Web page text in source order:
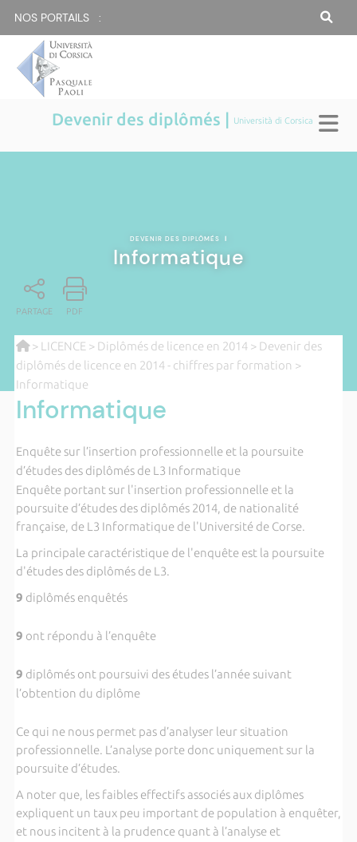
NOS PORTAILS :
Devenir des diplômés | Università di Corsica
DEVENIR DES DIPLÔMÉS |
Informatique
PARTAGE PDF
> LICENCE > Diplômés de licence en 2014 > Devenir des
diplômés de licence en 2014 - chiffres par formation >
Informatique
Informatique
Enquête sur l’insertion professionnelle et la poursuite
d’études des diplômés de L3 Informatique
Enquête portant sur l'insertion professionnelle et la
poursuite d’études des diplômés 2014, de nationalité
française, de L3 Informatique de l'Université de Corse.
La principale caractéristique de l'enquête est la poursuite
d'études des diplômés de L3.
9 diplômés enquêtés
9 ont répondu à l’enquête
9 diplômés ont poursuivi des études l’année suivant
l’obtention du diplôme
Ce qui ne nous permet pas d’analyser leur situation
professionnelle. L’analyse porte donc uniquement sur la
poursuite d’études.
A noter que, les faibles effectifs associés aux diplômes
expliquent un taux peu important de population à enquêter,
et nous incitent à la prudence quant à l’analyse et